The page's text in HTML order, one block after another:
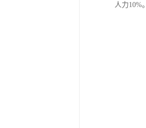
人力10%。